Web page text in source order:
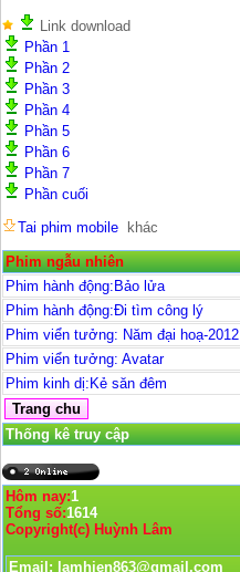
Link download
Phần 1
Phần 2
Phần 3
Phần 4
Phần 5
Phần 6
Phần 7
Phần cuối
Tai phim mobile
khác
Phim ngẫu nhiên
Phim hành động:Bảo lửa
Phim hành động:Đi tìm công lý
Phim viển tưởng: Năm đại hoạ-2012
Phim viển tưởng: Avatar
Phim kinh dị:Kẻ săn đêm
Thống kê truy cập
Hôm nay:1
Tổng số:1614
Copyright(c) Huỳnh Lâm
Email: lamhien863@gmail.com